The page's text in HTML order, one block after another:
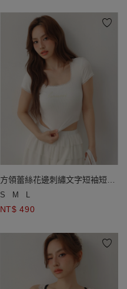
方領蕾絲花邊刺繡文字短袖短版
羅紋上衣
S M L
NT$ 490